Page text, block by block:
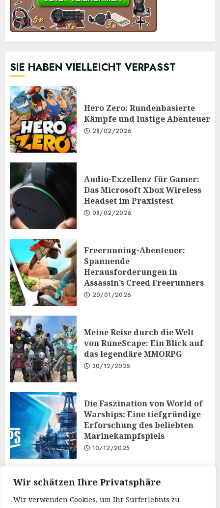
Wir schätzen Ihre Privatsphäre
Wir verwenden Cookies, um Ihr Surferlebnis zu
SIE HABEN VIELLEICHT VERPASST
Hero Zero: Rundenbasierte
Kämpfe und lustige Abenteuer
28/02/2026
Audio-Exzellenz für Gamer:
Das Microsoft Xbox Wireless
Headset im Praxistest
08/02/2026
Freerunning-Abenteuer:
Spannende
Herausforderungen in
Assassin’s Creed Freerunners
20/01/2026
Meine Reise durch die Welt
von RuneScape: Ein Blick auf
das legendäre MMORPG
30/12/2025
Die Faszination von World of
Warships: Eine tiefgründige
Erforschung des beliebten
Marinekampfspiels
10/12/2025
Taktisches Denken und
Diplomatie: Der
Mehrspielermodus von Iron